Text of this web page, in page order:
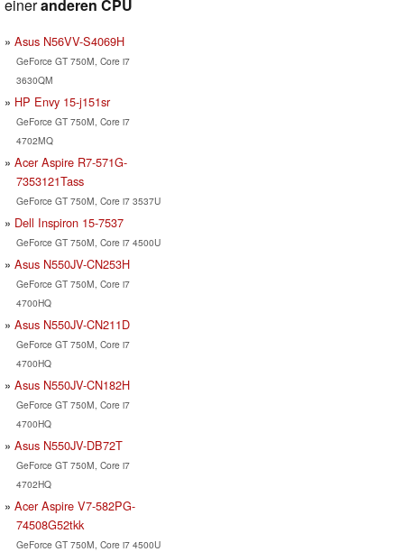
eineranderen CPU
Asus N56VV-S4069H
GeForce GT 750M, Core i7
3630QM
HP Envy 15-j151sr
GeForce GT 750M, Core i7
4702MQ
Acer Aspire R7-571G-
7353121Tass
GeForce GT 750M, Core i7 3537U
Dell Inspiron 15-7537
GeForce GT 750M, Core i7 4500U
Asus N550JV-CN253H
GeForce GT 750M, Core i7
4700HQ
Asus N550JV-CN211D
GeForce GT 750M, Core i7
4700HQ
Asus N550JV-CN182H
GeForce GT 750M, Core i7
4700HQ
Asus N550JV-DB72T
GeForce GT 750M, Core i7
4702HQ
Acer Aspire V7-582PG-
74508G52tkk
GeForce GT 750M, Core i7 4500U